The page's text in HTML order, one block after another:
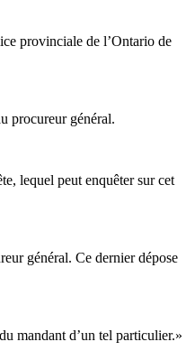
provinciale de l’Ontario de
procureur général.
lequel peut enquêter sur cet
général. Ce dernier dépose
mandant d’un tel particulier.»